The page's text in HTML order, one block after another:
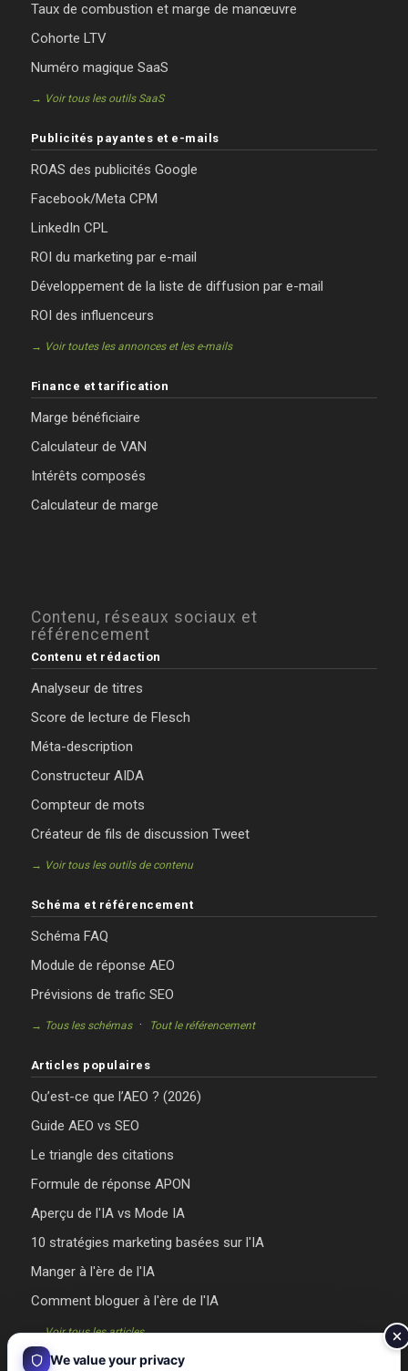
Taux de combustion et marge de manœuvre
Cohorte LTV
Numéro magique SaaS
→ Voir tous les outils SaaS
Publicités payantes et e-mails
ROAS des publicités Google
Facebook/Meta CPM
LinkedIn CPL
ROI du marketing par e-mail
Développement de la liste de diffusion par e-mail
ROI des influenceurs
→ Voir toutes les annonces et les e-mails
Finance et tarification
Marge bénéficiaire
Calculateur de VAN
Intérêts composés
Calculateur de marge
Contenu, réseaux sociaux et
référencement
Contenu et rédaction
Analyseur de titres
Score de lecture de Flesch
Méta-description
Constructeur AIDA
Compteur de mots
Créateur de fils de discussion Tweet
→ Voir tous les outils de contenu
Schéma et référencement
Schéma FAQ
Module de réponse AEO
Prévisions de trafic SEO
→ Tous les schémas· Tout le référencement
Articles populaires
Qu’est-ce que l’AEO ? (2026)
Guide AEO vs SEO
Le triangle des citations
Formule de réponse APON
Aperçu de l'IA vs Mode IA
10 stratégies marketing basées sur l'IA
Manger à l'ère de l'IA
Comment bloguer à l'ère de l'IA
→ Voir tous les articles
We value your privacy